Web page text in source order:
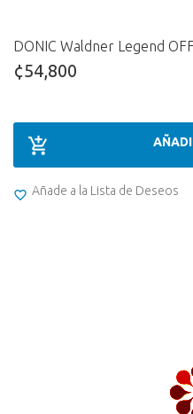
DONIC Waldner Legend
¢54,800
Añade a la Lista de Deseos